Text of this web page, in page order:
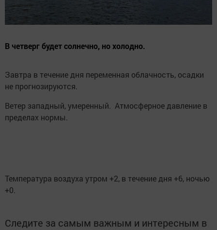
В четверг будет солнечно, но холодно.
Завтра в течение дня переменная облачность, осадки
не прогнозируются.
Ветер западный, умеренный. Атмосферное давление в
пределах нормы.
Температура воздуха утром +2, в течение дня +6, ночью
+0.
Следите за самым важным и интересным в